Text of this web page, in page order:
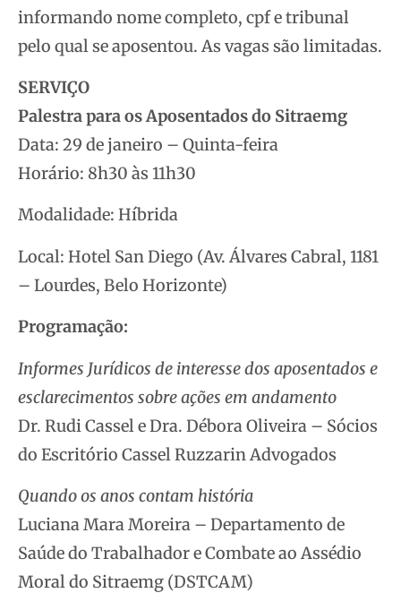
informando nome completo, cpf e tribunal
pelo qual se aposentou. As vagas são limitadas.
SERVIÇO
Palestra para os Aposentados do Sitraemg
Data: 29 de janeiro – Quinta-feira
Horário: 8h30 às 11h30
Modalidade: Híbrida
Local: Hotel San Diego (Av. Álvares Cabral, 1181
– Lourdes, Belo Horizonte)
Programação:
Informes Jurídicos de interesse dos aposentados e
esclarecimentos sobre ações em andamento
Dr. Rudi Cassel e Dra. Débora Oliveira – Sócios
do Escritório Cassel Ruzzarin Advogados
Quando os anos contam história
Luciana Mara Moreira – Departamento de
Saúde do Trabalhador e Combate ao Assédio
Moral do Sitraemg (DSTCAM)